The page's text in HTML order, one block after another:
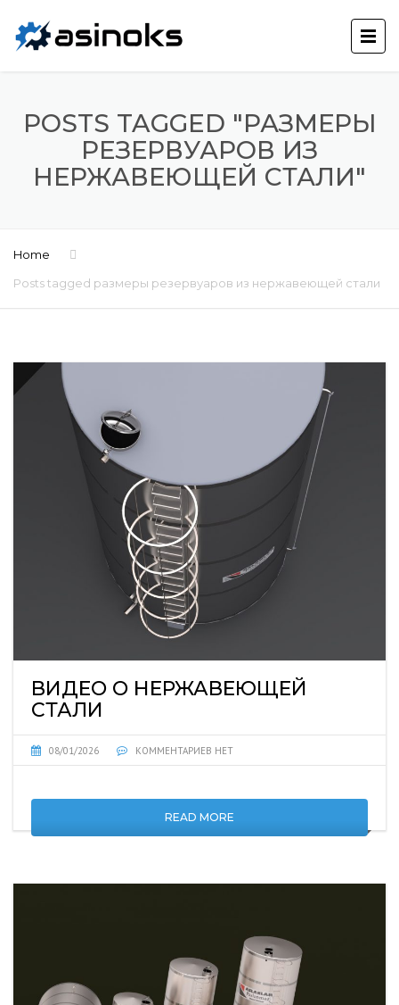
POSTS TAGGED "РАЗМЕРЫ
РЕЗЕРВУАРОВ ИЗ
НЕРЖАВЕЮЩЕЙ СТАЛИ"
Home
Posts tagged размеры резервуаров из нержавеющей стали
ВИДЕО О НЕРЖАВЕЮЩЕЙ
СТАЛИ
08/01/2026 КОММЕНТАРИЕВ НЕТ
READ MORE